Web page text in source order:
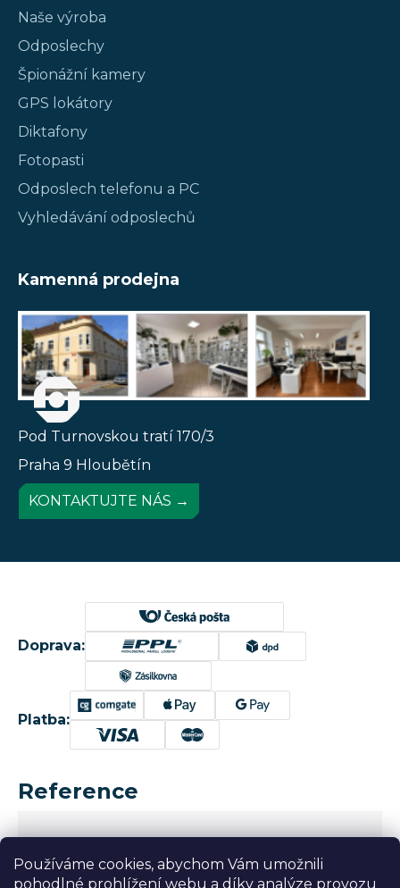
Používáme cookies, abychom Vám umožnili
pohodlné prohlížení webu a díky analýze provozu
Naše výroba
Odposlechy
Špionážní kamery
GPS lokátory
Diktafony
Fotopasti
Odposlech telefonu a PC
Vyhledávání odposlechů
Kamenná prodejna
Pod Turnovskou tratí 170/3
Praha 9 Hloubětín
KONTAKTUJTE NÁS →
Doprava:
Platba:
Reference